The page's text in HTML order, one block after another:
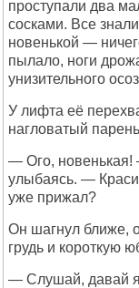
проступали два
сосками. Все
новенькой —
пылало, ноги
унизительного
У лифта её
нагловатый
— Ого, новенькая!
улыбаясь. —
уже прижал?
Он шагнул ближе,
грудь и короткую
— Слушай, давай я